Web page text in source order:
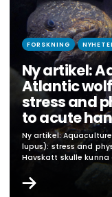
FORSKNING
Ny artikel:
Atlantic
stress and
to acute
Ny artikel:
lupus): stress and
Havskatt skulle
saknas kunskap om
känner till bygger på
här projektet utsattes